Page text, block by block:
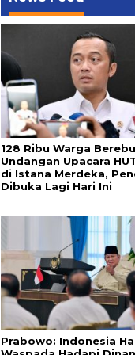
128 Ribu Warga
Undangan Upacara
di Istana Merdeka,
Dibuka Lagi Hari Ini
Prabowo: Indonesia